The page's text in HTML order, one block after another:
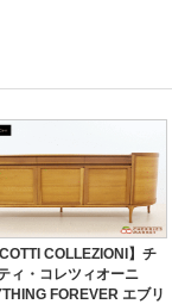
COLLEZIONI】チ
ィ・コレツィオーニ
FOREVER エブリ